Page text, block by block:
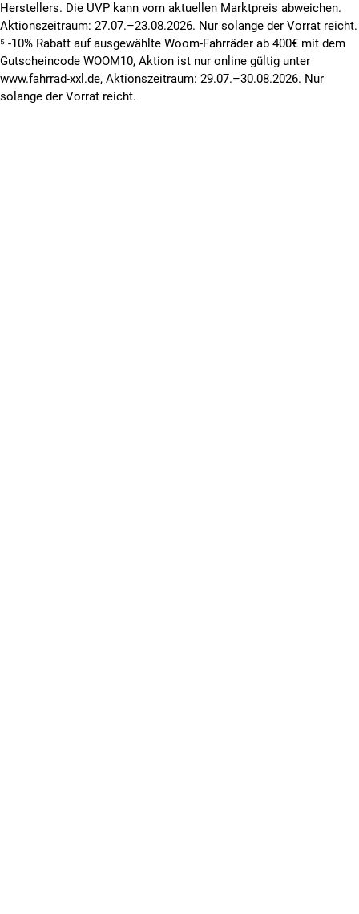
Herstellers. Die UVP kann vom aktuellen Marktpreis abweichen.
Aktionszeitraum: 27.07.–23.08.2026. Nur solange der Vorrat reicht.
⁵ -10% Rabatt auf ausgewählte Woom-Fahrräder ab 400€ mit dem
Gutscheincode WOOM10, Aktion ist nur online gültig unter
www.fahrrad-xxl.de, Aktionszeitraum: 29.07.–30.08.2026. Nur
solange der Vorrat reicht.